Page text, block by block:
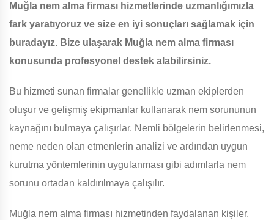
Muğla nem alma firması hizmetlerinde uzmanlığımızla
fark yaratıyoruz ve size en iyi sonuçları sağlamak için
buradayız. Bize ulaşarak Muğla nem alma firması
konusunda profesyonel destek alabilirsiniz.
Bu hizmeti sunan firmalar genellikle uzman ekiplerden
oluşur ve gelişmiş ekipmanlar kullanarak nem sorununun
kaynağını bulmaya çalışırlar. Nemli bölgelerin belirlenmesi,
neme neden olan etmenlerin analizi ve ardından uygun
kurutma yöntemlerinin uygulanması gibi adımlarla nem
sorunu ortadan kaldırılmaya çalışılır.
Muğla nem alma firması hizmetinden faydalanan kişiler,